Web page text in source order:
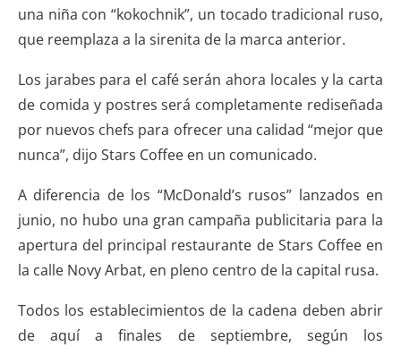
una niña con “kokochnik”, un tocado tradicional ruso,
que reemplaza a la sirenita de la marca anterior.
Los jarabes para el café serán ahora locales y la carta
de comida y postres será completamente rediseñada
por nuevos chefs para ofrecer una calidad “mejor que
nunca”, dijo Stars Coffee en un comunicado.
A diferencia de los “McDonald’s rusos” lanzados en
junio, no hubo una gran campaña publicitaria para la
apertura del principal restaurante de Stars Coffee en
la calle Novy Arbat, en pleno centro de la capital rusa.
Todos los establecimientos de la cadena deben abrir
de aquí a finales de septiembre, según los